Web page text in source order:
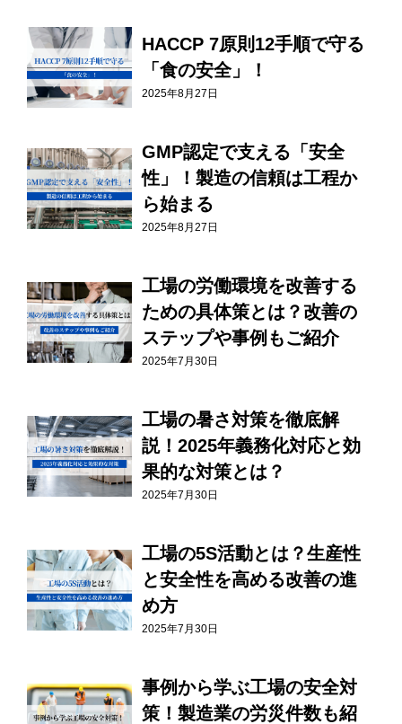
HACCP 7原則12手順で守る
「食の安全」！
2025年8月27日
GMP認定で支える「安全
性」！製造の信頼は工程か
ら始まる
2025年8月27日
工場の労働環境を改善する
ための具体策とは？改善の
ステップや事例もご紹介
2025年7月30日
工場の暑さ対策を徹底解
説！2025年義務化対応と効
果的な対策とは？
2025年7月30日
工場の5S活動とは？生産性
と安全性を高める改善の進
め方
2025年7月30日
事例から学ぶ工場の安全対
策！製造業の労災件数も紹